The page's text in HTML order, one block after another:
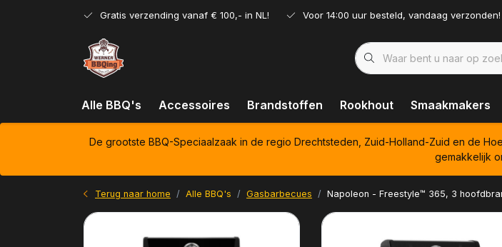
Gratis verzending vanaf € 100,- in NL! Voor 14:00 uur besteld, vandaag verzonden!
Alle BBQ's Accessoires Brandstoffen Rookhout Smaakmakers
De grootste BBQ-Speciaalzaak in de regio Drechtsteden, Zuid-Holland-Zuid en de
gemakkelijk
Terug naar home Alle BBQ's Gasbarbecues Napoleon - Freestyle™ 365, 3